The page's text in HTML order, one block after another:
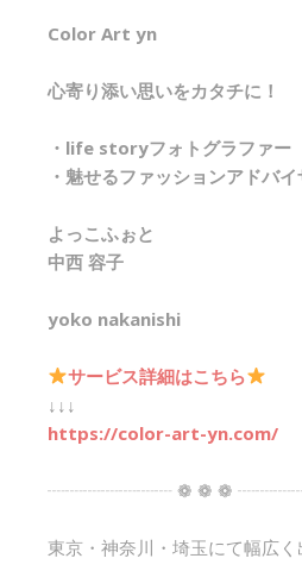
Color Art yn
心寄り添い思いをカタチに！
・life storyフォトグラファー
・魅せるファッションアドバ
よっこふぉと
中西 容子
yoko nakanishi
サービス詳細はこちら
↓↓↓
https://color-art-yn.com/
┈┈┈┈┈┈┈ ❁ ❁ ❁
東京・神奈川・埼玉にて幅広く